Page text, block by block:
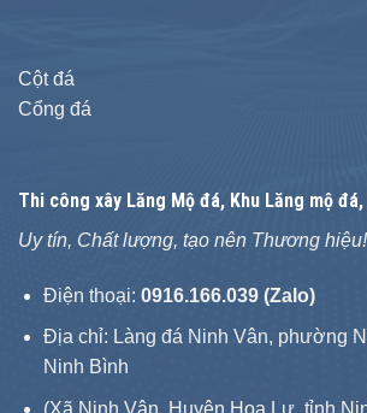
Cột đá
Cổng đá
Thi công xây Lăng Mộ đá, Khu Lăng mộ
Uy tín, Chất lượng, tạo nên Thương hiệu!
Điện thoại: 0916.166.039 (Zalo)
Địa chỉ: Làng đá Ninh Vân, phường
Ninh Bình
(Xã Ninh Vân, Huyện Hoa Lư, tỉnh